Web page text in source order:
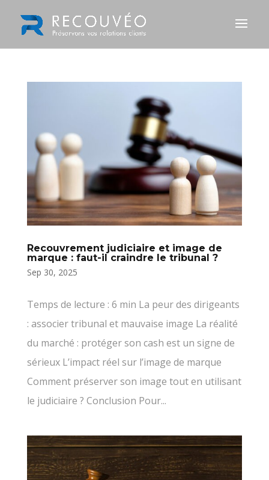
Recouvrement judiciaire et image de
marque : faut-il craindre le tribunal ?
Sep 30, 2025
Temps de lecture : 6 min La peur des dirigeants
: associer tribunal et mauvaise image La réalité
du marché : protéger son cash est un signe de
sérieux L’impact réel sur l’image de marque
Comment préserver son image tout en utilisant
le judiciaire ? Conclusion Pour...